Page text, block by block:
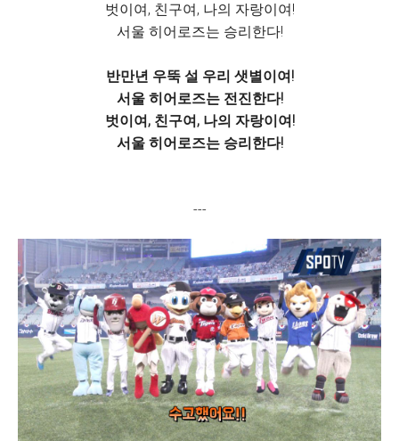
벗이여, 친구여, 나의 자랑이여!
서울 히어로즈는 승리한다!
반만년 우뚝 설 우리 샛별이여!
서울 히어로즈는 전진한다!
벗이여, 친구여, 나의 자랑이여!
서울 히어로즈는 승리한다!
---